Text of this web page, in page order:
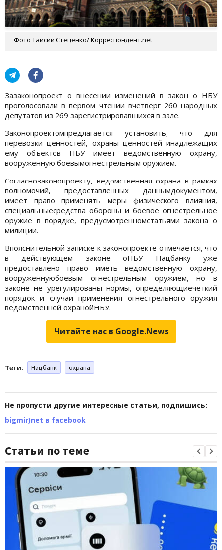
Фото Таисии Стеценко/ Корреспондент.net
Зазаконопроект о внесении изменений в закон о НБУ
проголосовали в первом чтении вчетверг 260 народных
депутатов из 269 зарегистрировавшихся в зале.
Законопроектомпредлагается установить, что для
перевозки ценностей, охраны ценностей инадлежащих
ему объектов НБУ имеет ведомственную охрану,
вооруженную боевымогнестрельным оружием.
Согласнозаконопроекту, ведомственная охрана в рамках
полномочий, предоставленных даннымдокументом,
имеет право применять меры физического влияния,
специальныесредства обороны и боевое огнестрельное
оружие в порядке, предусмотренномстатьями закона о
милиции.
Впояснительной записке к законопроекте отмечается, что
в действующем законе оНБУ Нацбанку уже
предоставлено право иметь ведомственную охрану,
вооруженнуюбоевым огнестрельным оружием, но в
законе не урегулированы нормы, определяющиечеткий
порядок и случаи применения огнестрельного оружия
ведомственной охранойНБУ.
Читайте нас в Google.News
Теги: Нацбанк охрана
Не пропусти другие интересные статьи, подпишись:
bigmir)net в facebook
Статьи по теме